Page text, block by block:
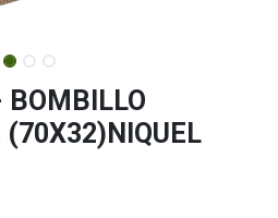
BOMBILLO
(70X32)NIQUEL